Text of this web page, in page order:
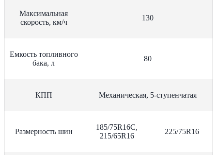
Максимальная
скорость, км/ч
130
Емкость топливного
бака, л
80
КПП Механическая, 5-ступенчатая
Размерность шин
185/75R16C,
215/65R16
225/75R16